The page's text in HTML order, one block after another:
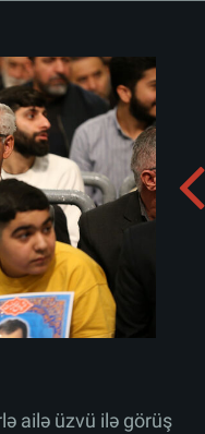
ailə üzvü ilə görüş
Albomu yüklə: zip
ailə üzvü ilə görüş